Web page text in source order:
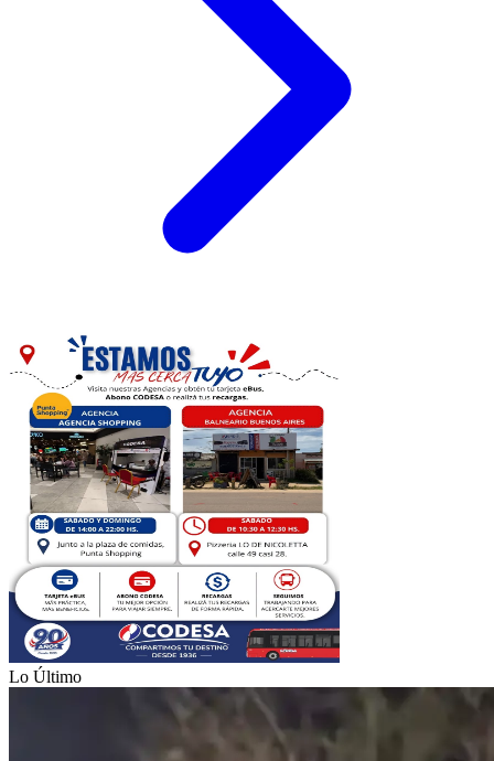
Lo Último